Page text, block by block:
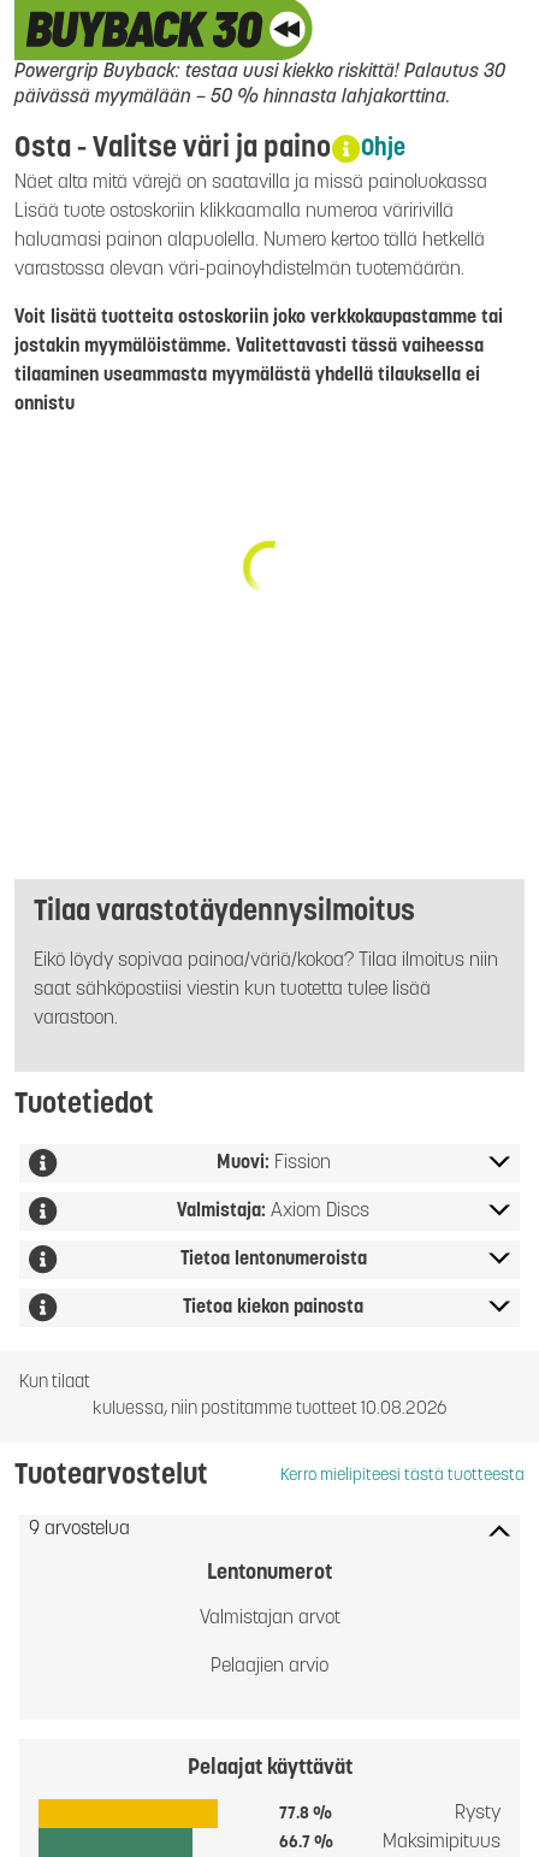
Powergrip Buyback: testaa uusi kiekko riskittä! Palautus 30
päivässä myymälään – 50 % hinnasta lahjakorttina.
Osta - Valitse väri ja paino Ohje
Näet alta mitä värejä on saatavilla ja missä painoluokassa
Lisää tuote ostoskoriin klikkaamalla numeroa väririvillä
haluamasi painon alapuolella. Numero kertoo tällä hetkellä
varastossa olevan väri-painoyhdistelmän tuotemäärän.
Voit lisätä tuotteita ostoskoriin joko verkkokaupastamme tai
jostakin myymälöistämme. Valitettavasti tässä vaiheessa
tilaaminen useammasta myymälästä yhdellä tilauksella ei
onnistu
Tilaa varastotäydennysilmoitus
Eikö löydy sopivaa painoa/väriä/kokoa? Tilaa ilmoitus niin
saat sähköpostiisi viestin kun tuotetta tulee lisää
varastoon.
Tuotetiedot
Muovi: Fission
Valmistaja: Axiom Discs
Tietoa lentonumeroista
Tietoa kiekon painosta
Kun tilaat
kuluessa, niin postitamme tuotteet 10.08.2026
Tuotearvostelut Kerro mielipiteesi tästä tuotteesta
9 arvostelua
Lentonumerot
Valmistajan arvot
Pelaajien arvio
Pelaajat käyttävät
77.8 % Rysty
66.7 % Maksimipituus